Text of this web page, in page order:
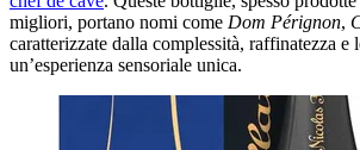
migliori, portano nomi come Dom Pérignon,
caratterizzate dalla complessità, raffinatezza
un’esperienza sensoriale unica.